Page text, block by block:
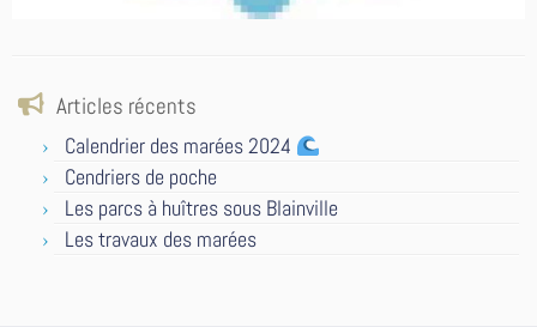
Articles récents
Calendrier des marées 2024
Cendriers de poche
Les parcs à huîtres sous Blainville
Les travaux des marées